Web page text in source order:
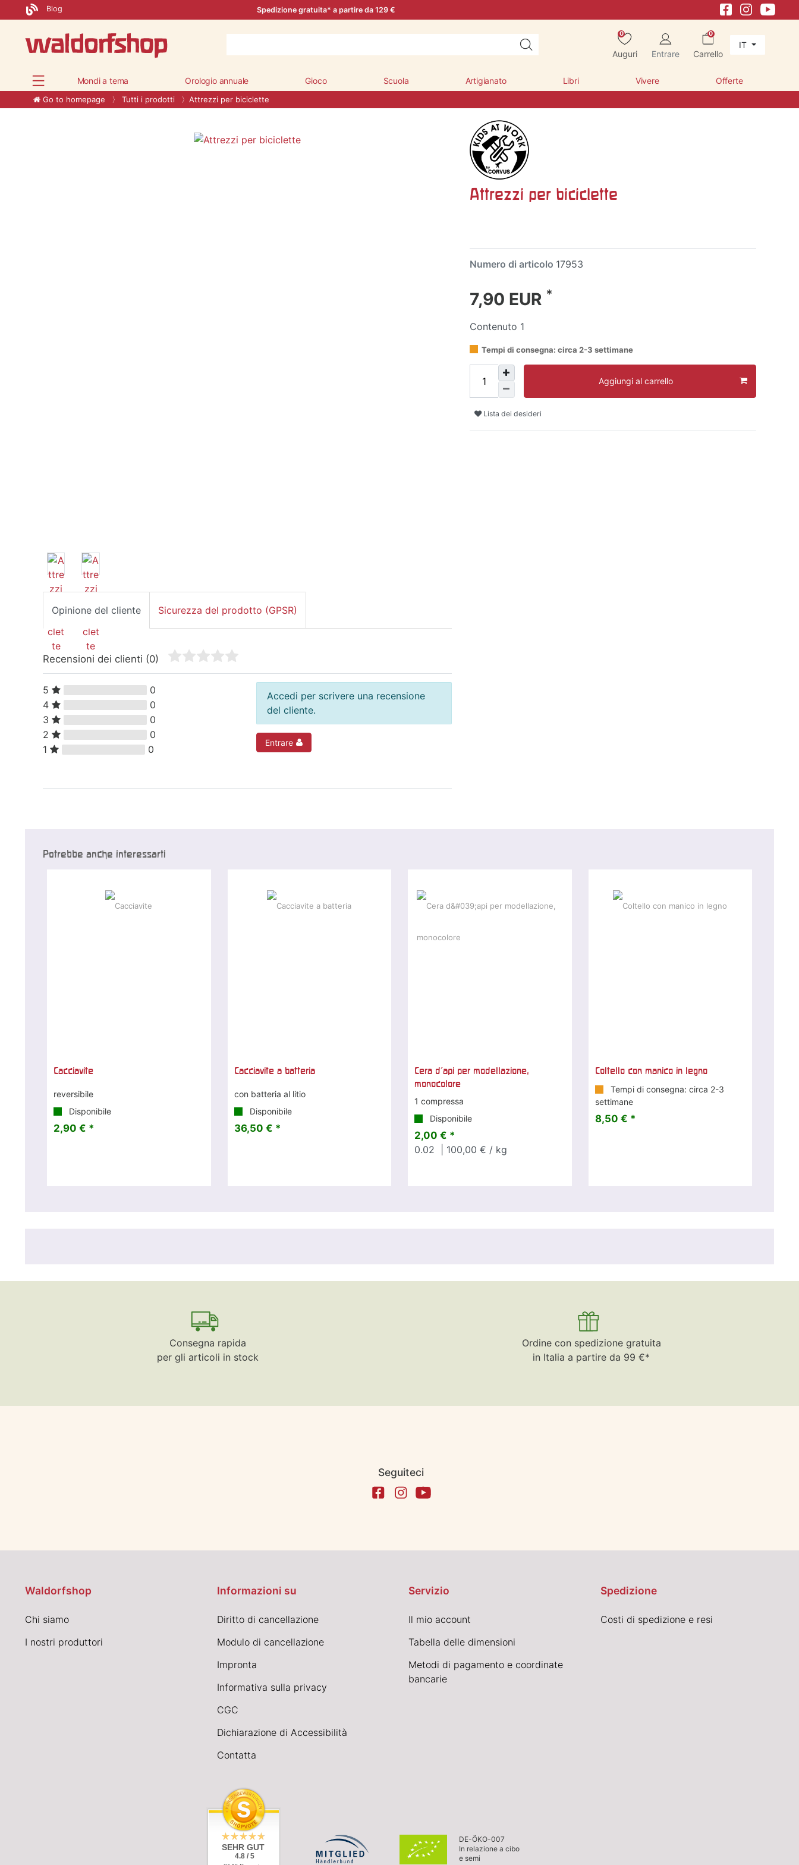
Blog Spedizione gratuita* a partire da 129 €
0
Auguri Entrare
0
Carrello
IT
Mondi a tema Orologio annuale Gioco Scuola Artigianato Libri Vivere Offerte
Go to homepage Tutti i prodotti Attrezzi per biciclette
Attrezzi per biciclette
Numero di articolo 17953
7,90 EUR *
Contenuto 1
Tempi di consegna: circa 2-3 settimane
Aggiungi al carrello
Lista dei desideri
Opinione del cliente Sicurezza del prodotto (GPSR)
Recensioni dei clienti (0)
5
0
4
0
3
0
2
0
1
0
Accedi per scrivere una recensione
del cliente.
Entrare
Potrebbe anche interessarti
Cacciavite
reversibile
Disponibile
2,90 € *
Cacciavite a batteria
con batteria al litio
Disponibile
36,50 € *
Cera d'api per modellazione,
monocolore
1 compressa
Disponibile
2,00 € *
0.02
| 100,00 € / kg
Coltello con manico in legno
Tempi di consegna: circa 2-3
settimane
8,50 € *
Consegna rapida
per gli articoli in stock
Ordine con spedizione gratuita
in Italia a partire da 99 €*
Seguiteci
Waldorfshop
Chi siamo
I nostri produttori
Informazioni su
Diritto di cancellazione
Modulo di cancellazione
Impronta
Informativa sulla privacy
CGC
Dichiarazione di Accessibilità
Contatta
Servizio
Il mio account
Tabella delle dimensioni
Metodi di pagamento e coordinate
bancarie
Spedizione
Costi di spedizione e resi
SEHR GUT
4.8 / 5
DE-ÖKO-007
In relazione a cibo
e semi